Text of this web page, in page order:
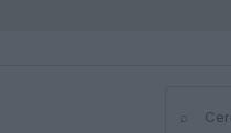
⌕Cerca